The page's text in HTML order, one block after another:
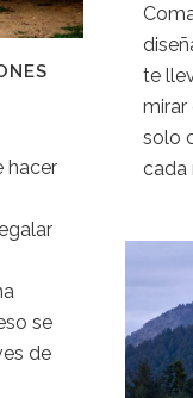
hacer
se
de
te
mirar
solo
cada